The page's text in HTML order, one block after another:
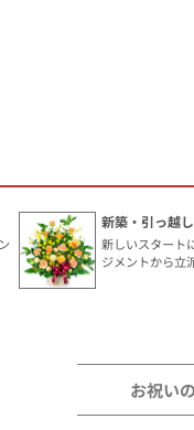
新築・引っ越
新しいスタート
ジメントから立
お祝い